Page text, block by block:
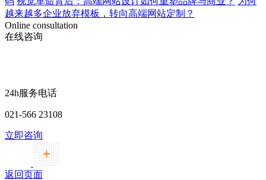
越来越多企业放弃模板，转向高端网站定制？
Online consultation
在线咨询
24h服务电话
021-566 23108
立即咨询
返回页面